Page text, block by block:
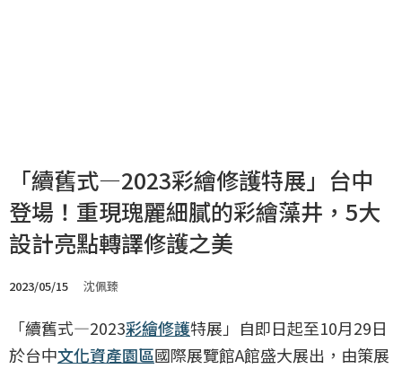
「續舊式—2023彩繪修護特展」台中
登場！重現瑰麗細膩的彩繪藻井，5大
設計亮點轉譯修護之美
2023/05/15 沈佩臻
「續舊式—2023彩繪修護特展」自即日起至10月29日
於台中文化資產園區國際展覽館A館盛大展出，由策展